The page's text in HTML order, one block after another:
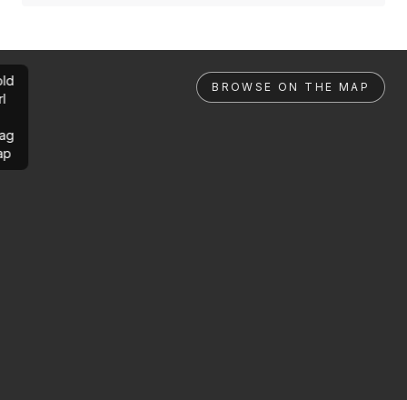
BROWSE ON THE MAP